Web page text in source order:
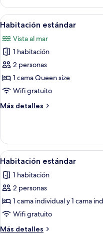
individual
Deluxe
Abrir
todas
las
fotos
de
Habitación
estándar
6
Habitación estándar
Vista al mar
1 habitación
2 personas
1 cama Queen size
Wifi gratuito
Más detalles
Más
estándar
Abrir
todas
las
fotos
de
Habitación
estándar
10
Habitación estándar
1 habitación
2 personas
1 cama individual y 1 cama
Wifi gratuito
Más detalles
Más